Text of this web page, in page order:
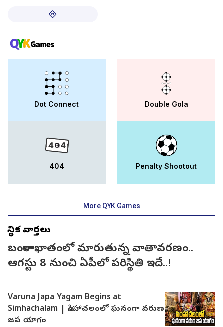
Dot Connect Double Gola
404 Penalty Shootout
More QYK Games
స్థానిక వార్తలు
బంగాళాఖాతంలో మారుతున్న వాతావరణం..
ఆగస్టు 8 నుంచి ఏపీలో పరిస్థితి ఇదే..!
Varuna Japa Yagam Begins at
Simhachalam | సింహాచలంలో ఘనంగా వరుణ
జప యాగం